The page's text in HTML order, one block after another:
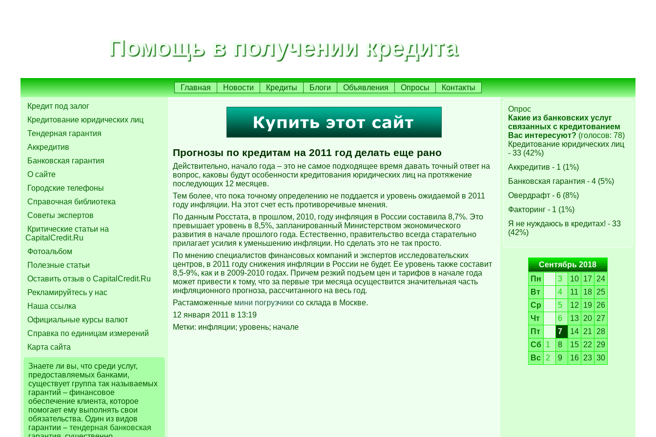
Помощь в получении кредита
Главная Новости Кредиты Блоги Объявления Опросы Контакты
Прогнозы по кредитам на 2011 год делать еще рано
Действительно, начало года – это не самое подходящее время давать точный ответ на
вопрос, каковы будут особенности кредитования юридических лиц на протяжение
последующих 12 месяцев.
Тем более, что пока точному определению не поддается и уровень ожидаемой в 2011
году инфляции. На этот счет есть противоречивые мнения.
По данным Росстата, в прошлом, 2010, году инфляция в России составила 8,7%. Это
превышает уровень в 8,5%, запланированный Министерством экономического
развития в начале прошлого года. Естественно, правительство всегда старательно
прилагает усилия к уменьшению инфляции. Но сделать это не так просто.
По мнению специалистов финансовых компаний и экспертов исследовательских
центров, в 2011 году снижения инфляции в России не будет. Ее уровень также составит
8,5-9%, как и в 2009-2010 годах. Причем резкий подъем цен и тарифов в начале года
может привести к тому, что за первые три месяца осуществится значительная часть
инфляционного прогноза, рассчитанного на весь год.
Растаможенные мини погрузчики со склада в Москве.
12 января 2011 в 13:19
Метки: инфляции; уровень; начале
Кредит под залог
Кредитование юридических лиц
Тендерная гарантия
Аккредитив
Банковская гарантия
О сайте
Городские телефоны
Справочная библиотека
Советы экспертов
Критические статьи на
CapitalCredit.Ru
Фотоальбом
Полезные статьи
Оставить отзыв о CapitalCredit.Ru
Рекламируйтесь у нас
Наша ссылка
Официальные курсы валют
Справка по единицам измерений
Карта сайта
Знаете ли вы, что среди услуг,
предоставляемых банками,
существует группа так называемых
гарантий – финансовое
обеспечение клиента, которое
помогает ему выполнять свои
обязательства. Один из видов
гарантии – тендерная банковская
Опрос
Какие из банковских услуг
связанных с кредитованием
Вас интересуют? (голосов: 78)
Кредитование юридических лиц
- 33 (42%)
Аккредитив - 1 (1%)
Банковская гарантия - 4 (5%)
Овердрафт - 6 (8%)
Факторинг - 1 (1%)
Я не нуждаюсь в кредитах! - 33
(42%)
Сентябрь 2018
Пн
3 10 17
24
Вт
4 11 18 25
Ср
5 12 19
26
Чт
6 13 20 27
Пт
7 14 21
28
Сб 1 8 15 22
29
Вс
2 9 16 23 30